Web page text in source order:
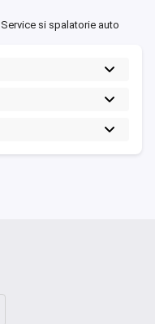
Service si spalatorie auto